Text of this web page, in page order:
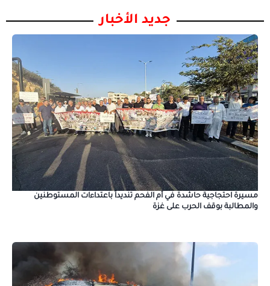
جديد الأخبار
مسيرة احتجاجية حاشدة في أم الفحم تنديداً باعتداءات المستوطنين
والمطالبة بوقف الحرب على غزة